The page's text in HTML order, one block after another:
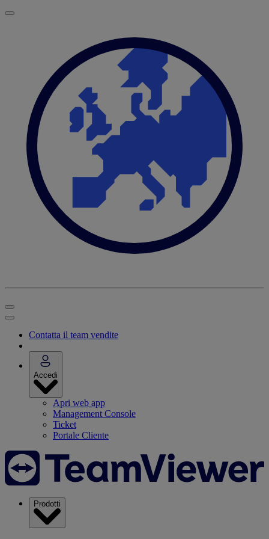
Contatta il team vendite
Accedi
Apri web app
Management Console
Ticket
Portale Cliente
Prodotti